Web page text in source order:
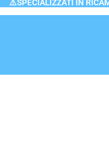
⚠️SPECIALIZZATI IN